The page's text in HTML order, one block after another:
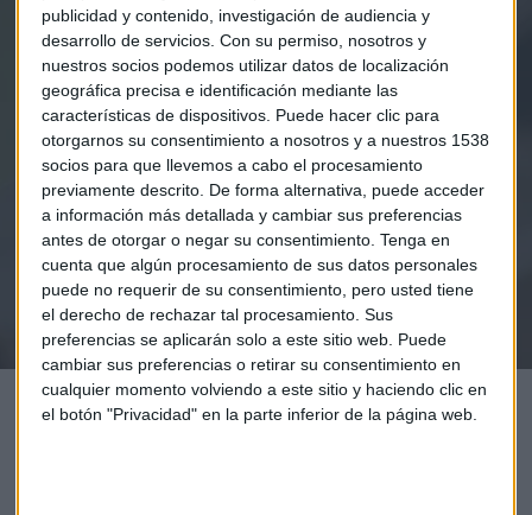
publicidad y contenido, investigación de audiencia y
desarrollo de servicios. Con su permiso, nosotros y
nuestros socios podemos utilizar datos de localización
geográfica precisa e identificación mediante las
características de dispositivos. Puede hacer clic para
otorgarnos su consentimiento a nosotros y a nuestros 1538
socios para que llevemos a cabo el procesamiento
previamente descrito. De forma alternativa, puede acceder
a información más detallada y cambiar sus preferencias
antes de otorgar o negar su consentimiento. Tenga en
cuenta que algún procesamiento de sus datos personales
puede no requerir de su consentimiento, pero usted tiene
el derecho de rechazar tal procesamiento. Sus
preferencias se aplicarán solo a este sitio web. Puede
cambiar sus preferencias o retirar su consentimiento en
cualquier momento volviendo a este sitio y haciendo clic en
el botón "Privacidad" en la parte inferior de la página web.
Elige los boletines a los que suscribirte*
Apertura
La Magia de la Publicidad
Claves ESG
Acepto lapolítica de privacidad. *
¡Suscribirme!